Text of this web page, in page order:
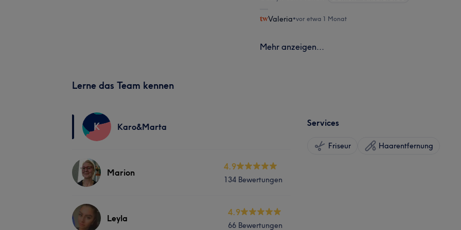
Valeria•vor etwa 1 Monat
Mehr anzeigen...
Lerne das Team kennen
K Karo&Marta
Marion
4.9
134 Bewertungen
Leyla
4.9
66 Bewertungen
Services
Friseur Haarentfernung